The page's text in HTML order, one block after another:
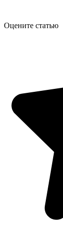
Оцените статью